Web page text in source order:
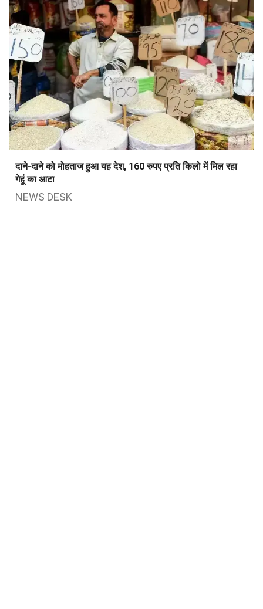
दाने-दाने को मोहताज हुआ यह देश, 160 रुपए प्रति किलो में मिल रहा
गेहूं का आटा
NEWS DESK